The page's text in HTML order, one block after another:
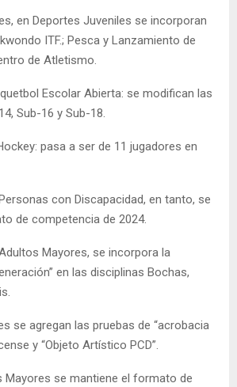
en Deportes Juveniles se incorporan
ITF.; Pesca y Lanzamiento de
de Atletismo.
Escolar Abierta: se modifican las
Sub-16 y Sub-18.
pasa a ser de 11 jugadores en
con Discapacidad, en tanto, se
de competencia de 2024.
Mayores, se incorpora la
en las disciplinas Bochas,
se agregan las pruebas de “acrobacia
y “Objeto Artístico PCD”.
Mayores se mantiene el formato de